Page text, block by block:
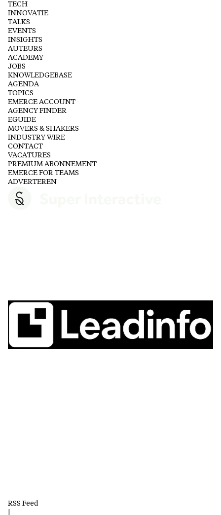
TECH
INNOVATIE
TALKS
EVENTS
INSIGHTS
AUTEURS
ACADEMY
JOBS
KNOWLEDGEBASE
AGENDA
TOPICS
EMERCE ACCOUNT
AGENCY FINDER
EGUIDE
MOVERS & SHAKERS
INDUSTRY WIRE
CONTACT
VACATURES
PREMIUM ABONNEMENT
EMERCE FOR TEAMS
ADVERTEREN
RSS Feed